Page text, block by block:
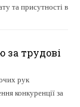
та присутності в
за трудові
рук
конкуренції за